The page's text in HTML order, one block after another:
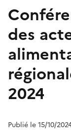
des
2024
Publié le 15/10/